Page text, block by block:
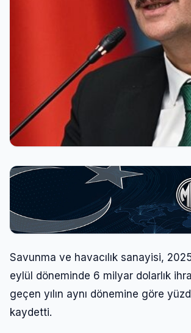
Savunma ve havacılık sanayisi, 2025
eylül döneminde 6 milyar dolarlık
geçen yılın aynı dönemine göre
kaydetti.